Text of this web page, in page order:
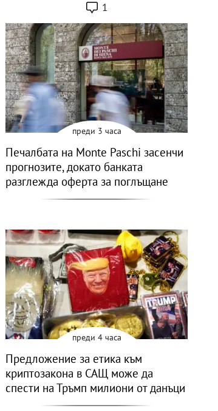
1
преди 3 часа
Печалбата на Monte Paschi засенчи
прогнозите, докато банката
разглежда оферта за поглъщане
преди 4 часа
Предложение за етика към
криптозакона в САЩ може да
спести на Тръмп милиони от данъци